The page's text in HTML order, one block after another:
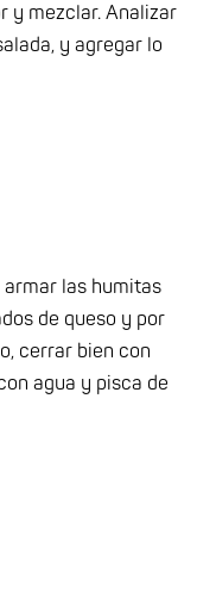
y mezclar. Analizar
y agregar lo
las humitas
de queso y por
cerrar bien con
agua y pisca de